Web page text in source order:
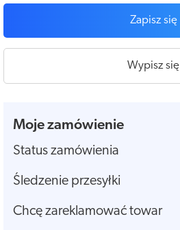
Zapisz się
Wypisz się
Moje zamówienie
Status zamówienia
Śledzenie przesyłki
Chcę zareklamować towar